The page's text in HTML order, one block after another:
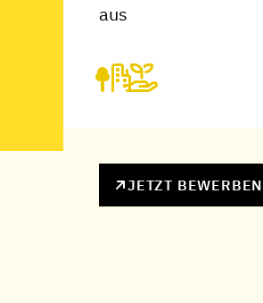
aus
JETZT BEWERBEN